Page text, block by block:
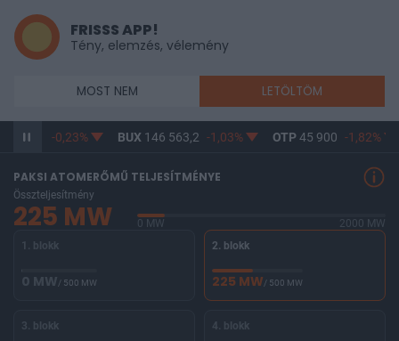
FRISSS APP!
Tény, elemzés, vélemény
MOST NEM LETÖLTÖM
-0,22% BUX 146 563,2 -1,03% OTP 45 900 -1,82% MOL
PAKSI ATOMERŐMŰ TELJESÍTMÉNYE
Összteljesítmény
225 MW 0 MW
2000 MW
1. blokk
0 MW/ 500 MW
2. blokk
225 MW/ 500 MW
3. blokk 4. blokk